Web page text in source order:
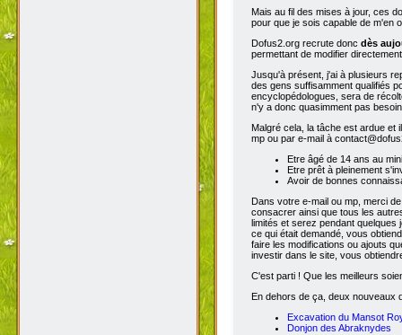
Mais au fil des mises à jour, ces
pour que je sois capable de m'en
Dofus2.org recrute donc dès
permettant de modifier
Jusqu'à présent, j'ai à plusieurs
des gens suffisamment qualifiés
encyclopédologues, sera de
n'y a donc quasimment pas
Malgré cela, la tâche est ardue
mp ou par e-mail à
Etre âgé de 14 ans au
Etre prêt à pleinement
Avoir de bonnes
Dans votre e-mail ou mp, merci
consacrer ainsi que tous les
limités et serez pendant
ce qui était demandé, vous
faire les modifications ou ajouts
investir dans le site, vous
C'est parti ! Que les meilleurs
En dehors de ça, deux nouveaux
Excavation du Mansot
Donjon des Abraknydes